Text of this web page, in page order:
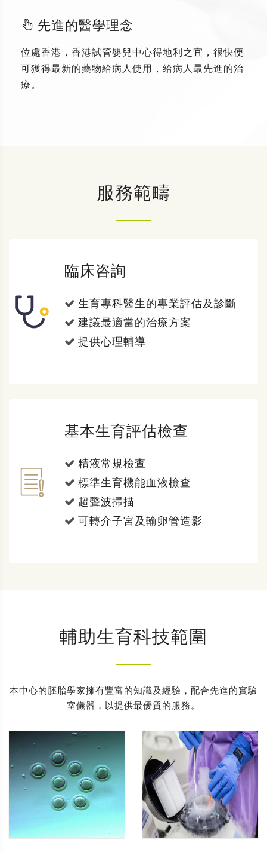
先進的醫學理念
位處香港，香港試管嬰兒中心得地利之宜，很快便
可獲得最新的藥物給病人使用，給病人最先進的治
療。
服務範疇
臨床咨詢
生育專科醫生的專業評估及診斷
建議最適當的治療方案
提供心理輔導
基本生育評估檢查
精液常規檢查
標準生育機能血液檢查
超聲波掃描
可轉介子宮及輸卵管造影
輔助生育科技範圍
本中心的胚胎學家擁有豐富的知識及經驗，配合先進的實驗
室儀器，以提供最優質的服務。